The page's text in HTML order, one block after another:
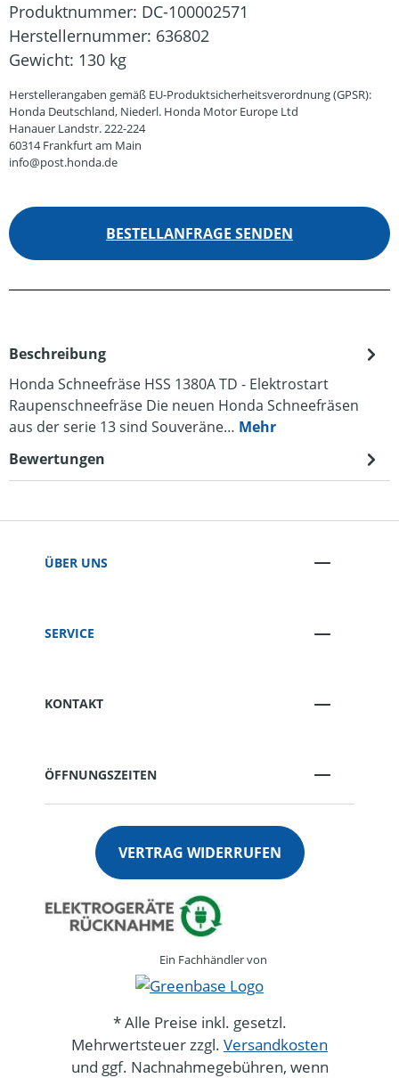
Produktnummer: DC-100002571
Herstellernummer: 636802
Gewicht: 130 kg
Herstellerangaben gemäß EU-Produktsicherheitsverordnung (GPSR):
Honda Deutschland, Niederl. Honda Motor Europe Ltd
Hanauer Landstr. 222-224
60314 Frankfurt am Main
info@post.honda.de
BESTELLANFRAGE SENDEN
Beschreibung
Honda Schneefräse HSS 1380A TD - Elektrostart
Raupenschneefräse Die neuen Honda Schneefräsen
aus der serie 13 sind Souveräne… Mehr
Bewertungen
ÜBER UNS
SERVICE
KONTAKT
ÖFFNUNGSZEITEN
VERTRAG WIDERRUFEN
Ein Fachhändler von
* Alle Preise inkl. gesetzl.
Mehrwertsteuer zzgl. Versandkosten
und ggf. Nachnahmegebühren, wenn